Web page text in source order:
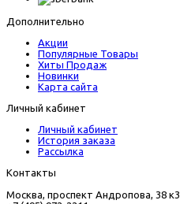
Дополнительно
Акции
Популярные Товары
Хиты Продаж
Новинки
Карта сайта
Личный кабинет
Личный кабинет
История заказа
Рассылка
Контакты
Москва, проспект Андропова, 38 к3